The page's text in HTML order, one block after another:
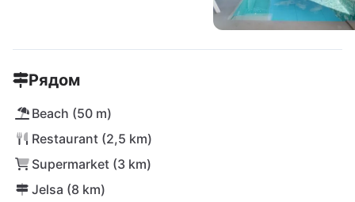
Рядом
Beach (50 m)
Restaurant (2,5 km)
Supermarket (3 km)
Jelsa (8 km)